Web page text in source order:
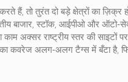
हैं, तो तुरंत दो बड़े क्षेत्रों का ज़िक्र
बाजार, स्टॉक, आईपीओ और
अक्सर राष्ट्रीय स्तर की साइटों पर
अलग‑अलग टैग्स में बँटा है,